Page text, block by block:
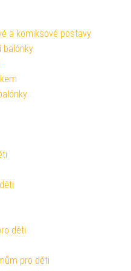
a komiksové postavy
balónky
děti
pro děti